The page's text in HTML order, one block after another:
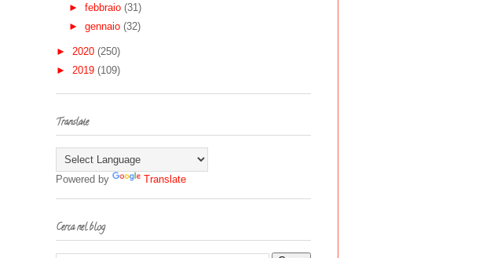
► febbraio (31)
► gennaio (32)
► 2020 (250)
► 2019 (109)
Translate
Powered by Translate
Cerca nel blog